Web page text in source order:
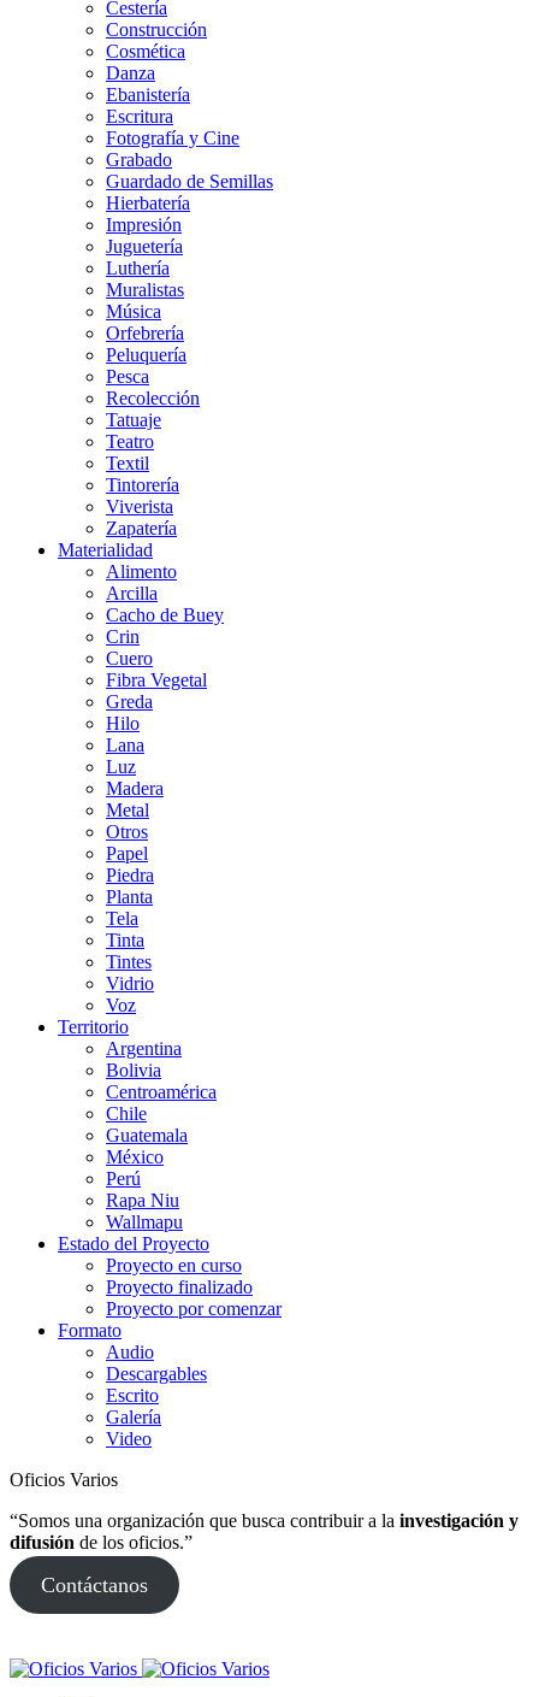
Cestería
Construcción
Cosmética
Danza
Ebanistería
Escritura
Fotografía y Cine
Grabado
Guardado de Semillas
Hierbatería
Impresión
Juguetería
Luthería
Muralistas
Música
Orfebrería
Peluquería
Pesca
Recolección
Tatuaje
Teatro
Textil
Tintorería
Viverista
Zapatería
Materialidad
Alimento
Arcilla
Cacho de Buey
Crin
Cuero
Fibra Vegetal
Greda
Hilo
Lana
Luz
Madera
Metal
Otros
Papel
Piedra
Planta
Tela
Tinta
Tintes
Vidrio
Voz
Territorio
Argentina
Bolivia
Centroamérica
Chile
Guatemala
México
Perú
Rapa Niu
Wallmapu
Estado del Proyecto
Proyecto en curso
Proyecto finalizado
Proyecto por comenzar
Formato
Audio
Descargables
Escrito
Galería
Video
Oficios Varios
“Somos una organización que busca contribuir a la investigación y
difusión de los oficios.”
Contáctanos